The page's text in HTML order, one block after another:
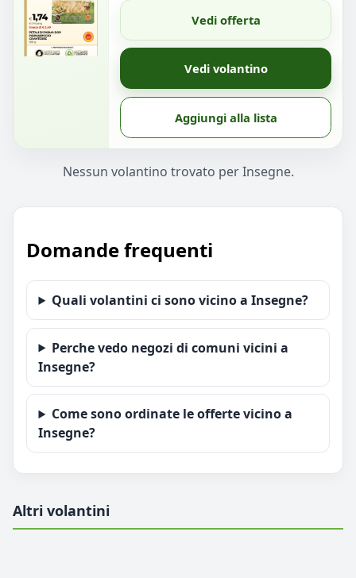
Vedi offerta
Vedi volantino
Aggiungi alla lista
Nessun volantino trovato per Insegne.
Domande frequenti
Quali volantini ci sono vicino a Insegne?
Perche vedo negozi di comuni vicini a
Insegne?
Come sono ordinate le offerte vicino a
Insegne?
Altri volantini